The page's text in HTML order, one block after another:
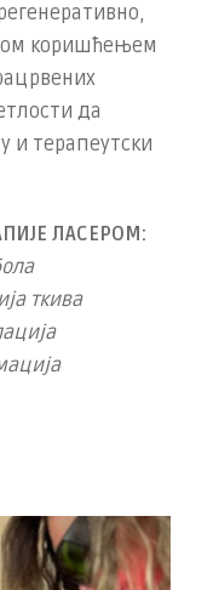
коришћењем
да
и терапеутски
ЛАСЕРОМ:
ткива